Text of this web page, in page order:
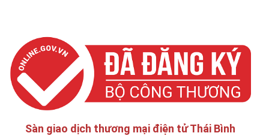
Sàn giao dịch thương mại điện tử Thái Bình